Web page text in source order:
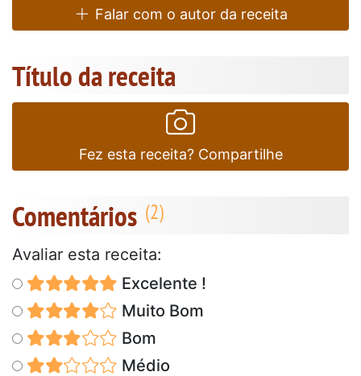
Falar com o autor da receita
Título da receita
Fez esta receita? Compartilhe
Comentários
Avaliar esta receita:
Excelente !
Muito Bom
Bom
Médio